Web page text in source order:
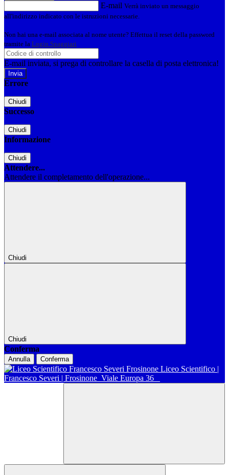
E-mail Verrà inviato un messaggio
all'indirizzo indicato con le istruzioni necessarie.
Non hai una e-mail associata al nome utente? Effettua il reset della password
tramite la Login Spaggiari
E-mail inviata, si prega di controllare la casella di posta elettronica!
Errore
Chiudi
Successo
Chiudi
Informazione
Chiudi
Attendere...
Attendere il completamento dell'operazione...
Chiudi
Chiudi
Conferma
Annulla Conferma
Liceo Scientifico |
Francesco Severi | Frosinone Viale Europa 36